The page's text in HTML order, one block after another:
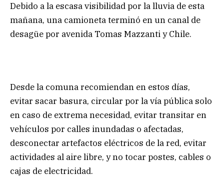
Debido a la escasa visibilidad por la lluvia de esta
mañana, una camioneta terminó en un canal de
desagüe por avenida Tomas Mazzanti y Chile.
Desde la comuna recomiendan en estos días,
evitar sacar basura, circular por la vía pública solo
en caso de extrema necesidad, evitar transitar en
vehículos por calles inundadas o afectadas,
desconectar artefactos eléctricos de la red, evitar
actividades al aire libre, y no tocar postes, cables o
cajas de electricidad.